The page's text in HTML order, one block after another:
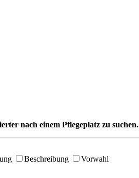
nach einem Pflegeplatz zu suchen.
Beschreibung
Vorwahl